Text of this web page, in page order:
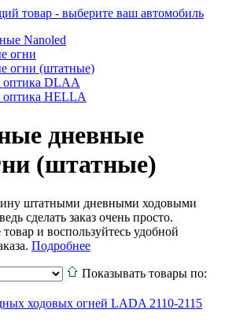
товар - выберите ваш автомобиль
Nanoled
огни
огни (штатные)
оптика DLAA
оптика HELLA
дневные
(штатные)
штатными дневными ходовыми
сделать заказ очень просто.
и воспользуйтесь удобной
Подробнее
Показывать товары по: